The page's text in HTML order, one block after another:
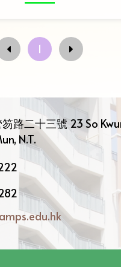
1
路二十三號 23 So
N.T.